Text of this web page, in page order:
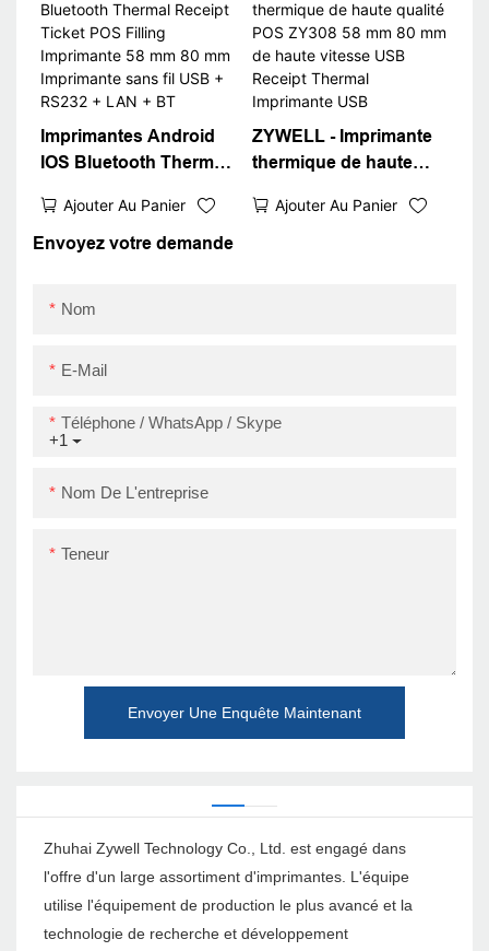
thermiques avec
imprimante thermique
du câble USB
Imprimantes Android
IOS Bluetooth Thermal
Filling Imprimante 58
mm 80 mm Imprimante
Ajouter Au Panier
ZYWELL - Imprimante
thermique de haute
mm 80 mm de haute
Ajouter Au Panier
Envoyez votre demande
Nom
E-Mail
+1
Téléphone / WhatsApp / Skype
Nom De L'entreprise
Teneur
Envoyer Une Enquête Maintenant
Zhuhai Zywell Technology Co., Ltd. est engagé dans
l'offre d'un large assortiment d'imprimantes. L'équipe
utilise l'équipement de production le plus avancé et la
technologie de recherche et développement